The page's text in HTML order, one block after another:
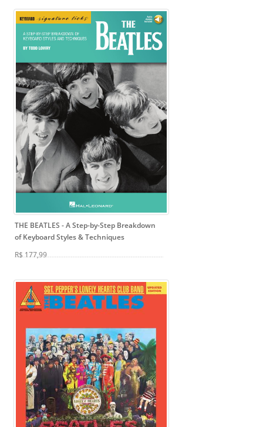
THE BEATLES - A Step-by-Step Breakdown
of Keyboard Styles & Techniques
R$ 177,99